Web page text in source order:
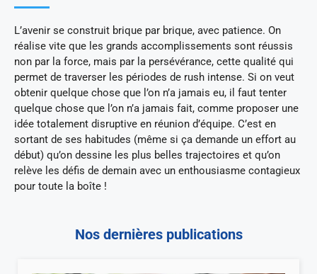
L’avenir se construit brique par brique, avec patience. On
réalise vite que les grands accomplissements sont réussis
non par la force, mais par la persévérance, cette qualité qui
permet de traverser les périodes de rush intense. Si on veut
obtenir quelque chose que l’on n’a jamais eu, il faut tenter
quelque chose que l’on n’a jamais fait, comme proposer une
idée totalement disruptive en réunion d’équipe. C’est en
sortant de ses habitudes (même si ça demande un effort au
début) qu’on dessine les plus belles trajectoires et qu’on
relève les défis de demain avec un enthousiasme contagieux
pour toute la boîte !
Nos dernières publications